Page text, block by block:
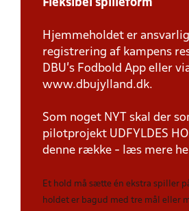
Fleksibel spilleform
Hjemmeholdet er
registrering af kampens
DBU’s Fodbold App eller
www.dbujylland.dk.
Som noget NYT skal der
pilotprojekt UDFYLDES
denne række - læs mere
Et hold må sætte én ekstra spiller
holdet er bagud med tre mål eller